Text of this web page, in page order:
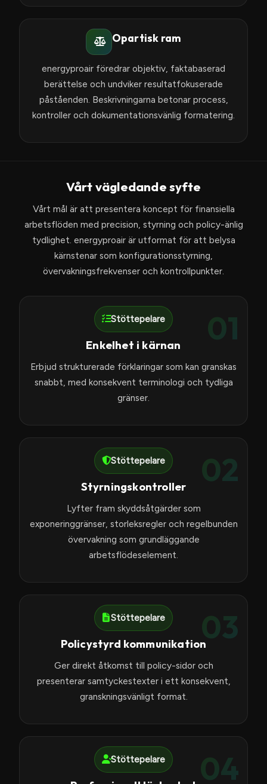
Opartisk ram
energyproair föredrar objektiv, faktabaserad
berättelse och undviker resultatfokuserade
påståenden. Beskrivningarna betonar process,
kontroller och dokumentationsvänlig formatering.
Vårt vägledande syfte
Vårt mål är att presentera koncept för finansiella
arbetsflöden med precision, styrning och policy-änlig
tydlighet. energyproair är utformat för att belysa
kärnstenar som konfigurationsstyrning,
övervakningsfrekvenser och kontrollpunkter.
01
Stöttepelare
Enkelhet i kärnan
Erbjud strukturerade förklaringar som kan granskas
snabbt, med konsekvent terminologi och tydliga
gränser.
02
Stöttepelare
Styrningskontroller
Lyfter fram skyddsåtgärder som
exponeringgränser, storleksregler och regelbunden
övervakning som grundläggande
arbetsflödeselement.
03
Stöttepelare
Policystyrd kommunikation
Ger direkt åtkomst till policy-sidor och
presenterar samtyckestexter i ett konsekvent,
granskningsvänligt format.
04
Stöttepelare